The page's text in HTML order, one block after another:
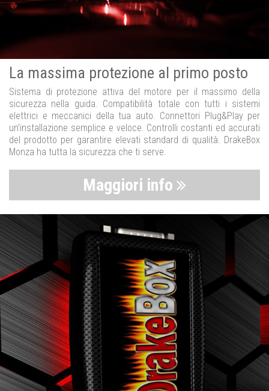
La massima protezione al primo posto
Sistema di protezione attiva del motore per il massimo della
sicurezza nella guida. Compatibilità totale con tutti i sistemi
elettrici e meccanici della tua auto. Connettori Plug&Play per
un’installazione semplice e veloce. Controlli costanti ed accurati
del prodotto per garantire elevati standard di qualità. DrakeBox
Monza ha tutta la sicurezza che ti serve.
Maggiori info